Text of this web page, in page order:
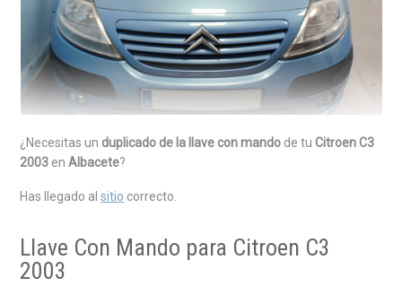
¿Necesitas un duplicado de la llave con mando de tuCitroen C3
2003 enAlbacete?
Has llegado alsitio correcto.
Llave Con Mando para Citroen C3
2003